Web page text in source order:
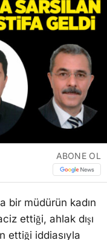
ABONE OL
bir müdürün kadın
ettiği, ahlak dışı
ettiği iddiasıyla